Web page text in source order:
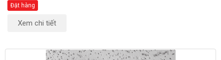
Đặt hàng
Xem chi tiết